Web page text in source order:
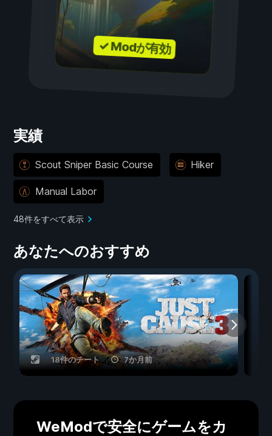
✓ Modが有効
実績
Scout Sniper Basic Course Hiker
Manual Labor
48件をすべて表示
あなたへのおすすめ
18件のチート 7か月前
WeModで安全にゲームをカ